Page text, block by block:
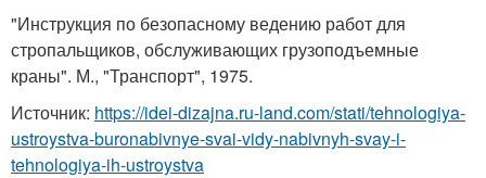
"Инструкция по безопасному ведению работ для
стропальщиков, обслуживающих грузоподъемные
краны". М., "Транспорт", 1975.
Источник: https://idei-dizajna.ru-land.com/stati/tehnologiya-
ustroystva-buronabivnye-svai-vidy-nabivnyh-svay-i-
tehnologiya-ih-ustroystva